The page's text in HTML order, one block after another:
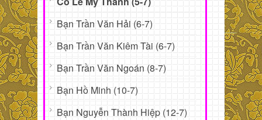
Bạn Trần Văn Hải (6-7)
Bạn Trần Văn Kiêm Tài (6-7)
Bạn Trần Văn Ngoán (8-7)
Bạn Hồ Minh (10-7)
Bạn Nguyễn Thành Hiệp (12-7)